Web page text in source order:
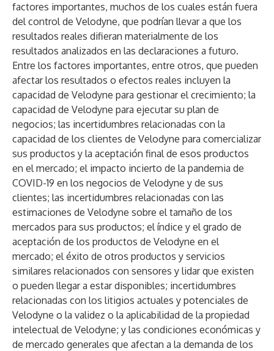
factores importantes, muchos de los cuales están fuera
del control de Velodyne, que podrían llevar a que los
resultados reales difieran materialmente de los
resultados analizados en las declaraciones a futuro.
Entre los factores importantes, entre otros, que pueden
afectar los resultados o efectos reales incluyen la
capacidad de Velodyne para gestionar el crecimiento; la
capacidad de Velodyne para ejecutar su plan de
negocios; las incertidumbres relacionadas con la
capacidad de los clientes de Velodyne para comercializar
sus productos y la aceptación final de esos productos
en el mercado; el impacto incierto de la pandemia de
COVID-19 en los negocios de Velodyne y de sus
clientes; las incertidumbres relacionadas con las
estimaciones de Velodyne sobre el tamaño de los
mercados para sus productos; el índice y el grado de
aceptación de los productos de Velodyne en el
mercado; el éxito de otros productos y servicios
similares relacionados con sensores y lidar que existen
o pueden llegar a estar disponibles; incertidumbres
relacionadas con los litigios actuales y potenciales de
Velodyne o la validez o la aplicabilidad de la propiedad
intelectual de Velodyne; y las condiciones económicas y
de mercado generales que afectan a la demanda de los